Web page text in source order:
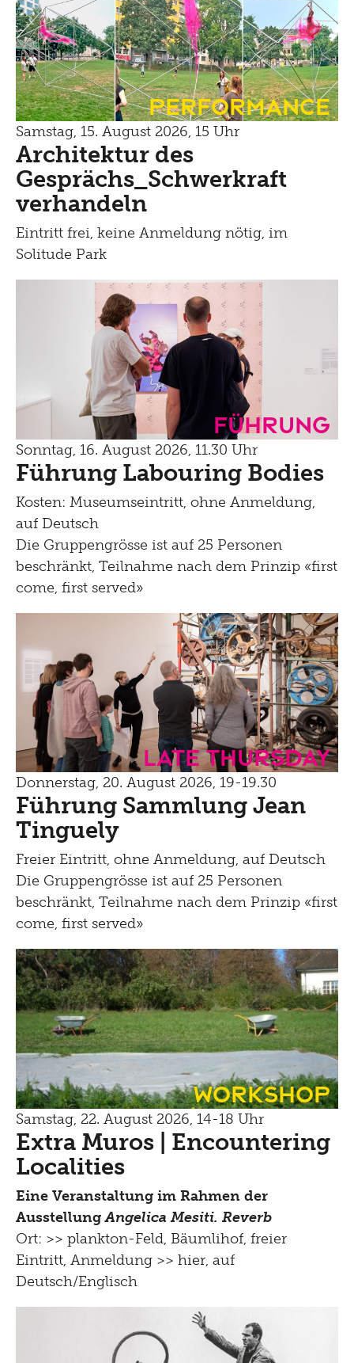
Performance
Samstag, 15. August 2026, 15 Uhr
Architektur des
Gesprächs_Schwerkraft
verhandeln
Eintritt frei, keine Anmeldung nötig, im
Solitude Park
Führung
Sonntag, 16. August 2026, 11.30 Uhr
Führung Labouring Bodies
Kosten: Museumseintritt, ohne Anmeldung,
auf Deutsch
Die Gruppengrösse ist auf 25 Personen
beschränkt, Teilnahme nach dem Prinzip «first
come, first served»
Late Thursday
Donnerstag, 20. August 2026, 19-19.30
Führung Sammlung Jean
Tinguely
Freier Eintritt, ohne Anmeldung, auf Deutsch
Die Gruppengrösse ist auf 25 Personen
beschränkt, Teilnahme nach dem Prinzip «first
come, first served»
Workshop
Samstag, 22. August 2026, 14-18 Uhr
Extra Muros | Encountering
Localities
Eine Veranstaltung im Rahmen der
AusstellungAngelica Mesiti. Reverb
Ort: >> plankton-Feld, Bäumlihof, freier
Eintritt, Anmeldung >> hier, auf
Deutsch/Englisch